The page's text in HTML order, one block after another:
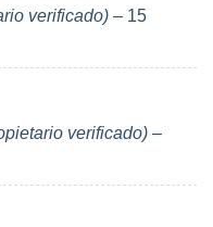
verificado) – 15
verificado) –